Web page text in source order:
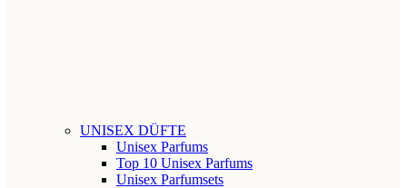
UNISEX DÜFTE
Unisex Parfums
Top 10 Unisex Parfums
Unisex Parfumsets